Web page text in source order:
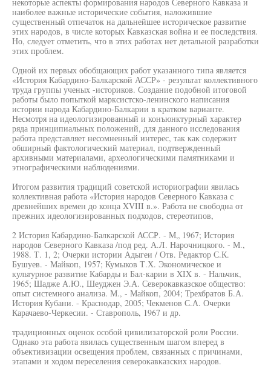
наиболее важные исторические события, наложившие
существенный отпечаток на дальнейшее историческое развитие
этих народов, в числе которых Кавказская война и ее последствия.
Но, следует отметить, что в этих работах нет детальной разработки
этих проблем.
Одной их первых обобщающих работ указанного типа является
«История Кабардино-Балкарской АССР» - результат коллективного
труда группы ученых -историков. Создание подобной итоговой
работы было попыткой марксистско-ленинского написания
истории народа Кабардино-Балкарии в кратком варианте.
Несмотря на идеологизированный и конъюнктурный характер
ряда принципиальных положений, для данного исследования
работа представляет несомненный интерес, так как содержит
обширный фактологический материал, подтвержденный
архивными материалами, археологическими памятниками и
этнографическими наблюдениями.
Итогом развития традиций советской историографии явилась
коллективная работа «История народов Северного Кавказа с
древнейших времен до конца XVIII в.». Работа не свободна от
прежних идеологизированных подходов, стереотипов,
2 История Кабардино-Балкарской АССР. - М„ 1967; История
народов Северного Кавказа /под ред. А.Л. Нарочницкого. - М.,
1988. Т. 1, 2; Очерки истории Адыгеи / Отв. Редактор С.К.
Бушуев. - Майкоп, 1957; Кумыков Т.Х. Экономическое и
культурное развитие Кабарды и Бал-карии в XIX в. - Нальчик,
1965; Шадже А.Ю., Шеуджен Э.А. Северокавказское общество:
опыт системного анализа. М., - Майкоп, 2004; Трехбратов Б.А.
История Кубани. - Краснодар, 2005; Чекменов С.А. Очерки
Карачаево-Черкесии. - Ставрополь, 1967 и др.
традиционных оценок особой цивилизаторской роли России.
Однако эта работа явилась существенным шагом вперед в
объективизации освещения проблем, связанных с причинами,
этапами и ходом переселения северокавказских народов.